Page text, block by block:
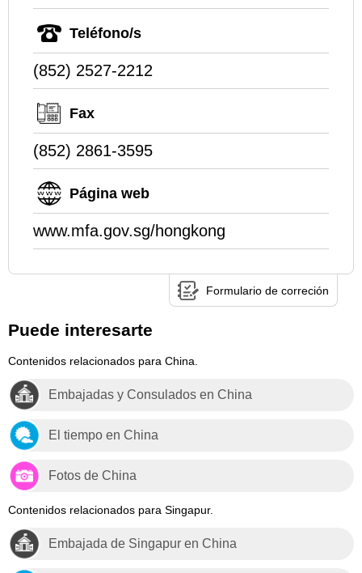
Teléfono/s
(852) 2527-2212
Fax
(852) 2861-3595
Página web
www.mfa.gov.sg/hongkong
Formulario de correción
Puede interesarte
Contenidos relacionados para China.
Embajadas y Consulados en China
El tiempo en China
Fotos de China
Contenidos relacionados para Singapur.
Embajada de Singapur en China